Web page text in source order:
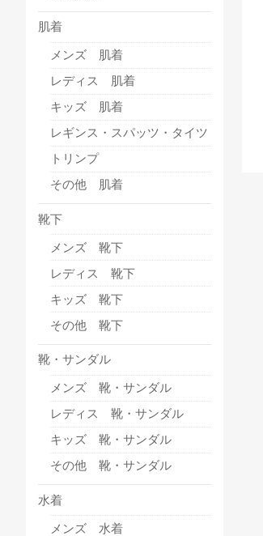
肌着
メンズ 肌着
レディス 肌着
キッズ 肌着
レギンス・スパッツ・タイツ
トリンプ
その他 肌着
靴下
メンズ 靴下
レディス 靴下
キッズ 靴下
その他 靴下
靴・サンダル
メンズ 靴・サンダル
レディス 靴・サンダル
キッズ 靴・サンダル
その他 靴・サンダル
水着
メンズ 水着